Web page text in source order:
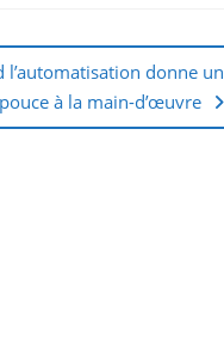
l’automatisation donne un
à la main-d’œuvre